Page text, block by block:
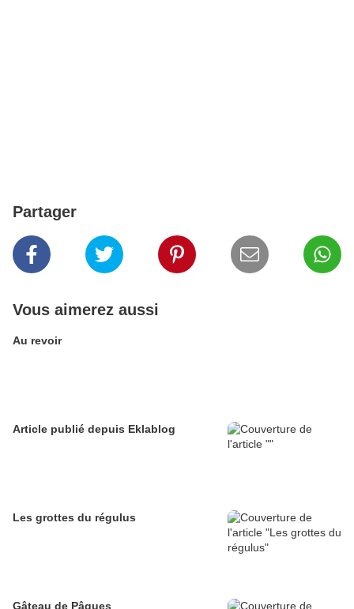
Partager
Vous aimerez aussi
Au revoir
Article publié depuis Eklablog
Les grottes du régulus
Gâteau de Pâques